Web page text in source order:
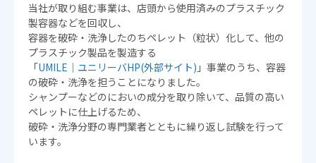
当社が取り組む事業は、店頭から使用済みのプラスチック
製容器などを回収し、
容器を破砕・洗浄したのちペレット（粒状）化して、他の
プラスチック製品を製造する
「UMILE｜ユニリーバHP(外部サイト) 」事業のうち、容器
の破砕・洗浄を担うことになりました。
シャンプーなどのにおいの成分を取り除いて、品質の高い
ペレットに仕上げるため、
破砕・洗浄分野の専門業者とともに繰り返し試験を行って
います。